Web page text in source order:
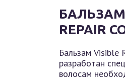
БАЛЬЗАМ
REPAIR
Бальзам Visible
разработан
волосам